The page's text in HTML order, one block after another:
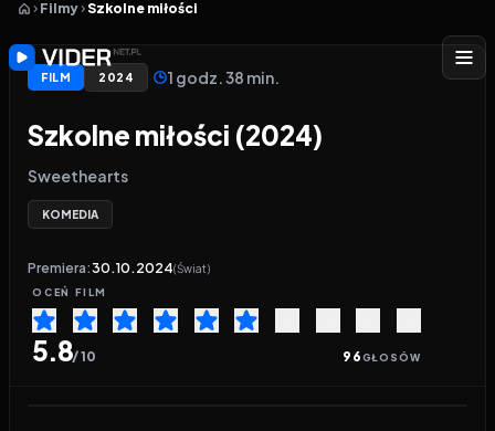
Filmy Szkolne miłości
FILM 2024 1 godz. 38 min.
Szkolne miłości (2024)
Sweethearts
KOMEDIA
Premiera:30.10.2024(Świat)
OCEŃ FILM
5.8/ 10 96GŁOSÓW